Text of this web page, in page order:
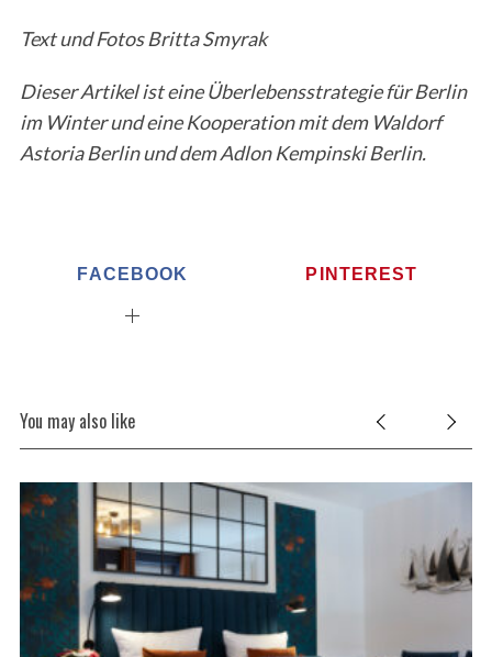
Text und Fotos Britta Smyrak
Dieser Artikel ist eine Überlebensstrategie für Berlin
im Winter und eine Kooperation mit dem Waldorf
Astoria Berlin und dem Adlon Kempinski Berlin.
FACEBOOK PINTEREST
You may also like